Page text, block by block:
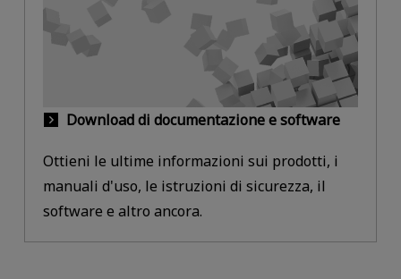
Download di documentazione e software
Ottieni le ultime informazioni sui prodotti, i
manuali d'uso, le istruzioni di sicurezza, il
software e altro ancora.